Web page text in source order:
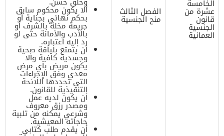
الخامسة
عشرة من
قانون
الجنسية
العمانية
الفصل الثالث
منح الجنسية
ألا يكون محكوم سابق
بحكم نهائي بجناية أو
جريمة مخلة بالشرف أو
بالأدب والأمانة حتى لو
رد إليه اعتباره.
أن يتمتع بلياقة صحية
وجسدية كافية وألا
يكون مريض بأي مرض
معدي وفق الإجراءات
التي تحددها اللائحة
التنفيذية للقانون.
أن يكون لديه عمل
ومصدر رزق معروف
وشرعي يمكنه من تلبية
حاجاته المعيشية.
أن يقدم طلب كتابي